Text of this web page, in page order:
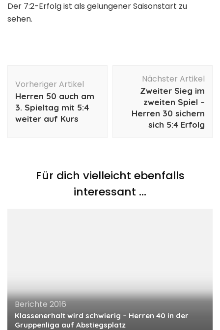
Der 7:2-Erfolg ist als gelungener Saisonstart zu
sehen.
Vorheriger Artikel
Herren 50 auch am
3. Spieltag mit 5:4
weiter auf Kurs
Nächster Artikel
Zweiter Sieg im
zweiten Spiel –
Herren 30 sichern
sich 5:4 Erfolg
Für dich vielleicht ebenfalls
interessant …
Berichte 2016
Klassenerhalt wird schwierig – Herren 40 in der
Gruppenliga auf Abstiegsplatz